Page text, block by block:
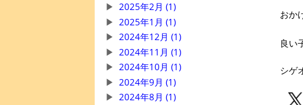
2025年2月 (1)
2025年1月 (1)
2024年12月 (1)
2024年11月 (1)
2024年10月 (1)
2024年9月 (1)
2024年8月 (1)
おか
良い
シゲ